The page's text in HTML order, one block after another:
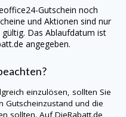
Gutschein noch
und Aktionen sind nur
Das Ablaufdatum ist
angegeben.
einzulösen, sollten Sie
Gutscheinzustand und die
sollten. AufDieRabatt.de